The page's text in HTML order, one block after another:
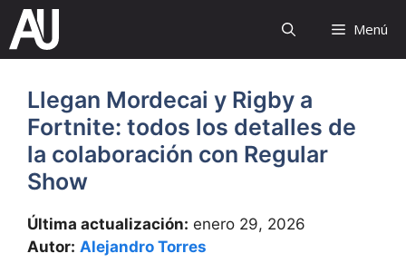
Saltar
contenido
Menú
Llegan Mordecai y Rigby a
Fortnite: todos los detalles de
la colaboración con Regular
Show
Última actualización: enero 29, 2026
Autor: Alejandro Torres